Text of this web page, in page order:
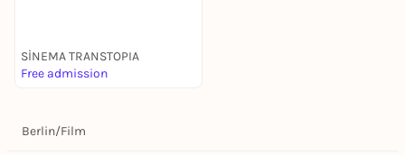
SİNEMA TRANSTOPIA
Free admission
Berlin/Film